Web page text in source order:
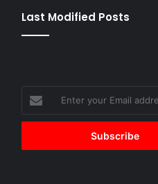
Last Modified Posts
your
Email